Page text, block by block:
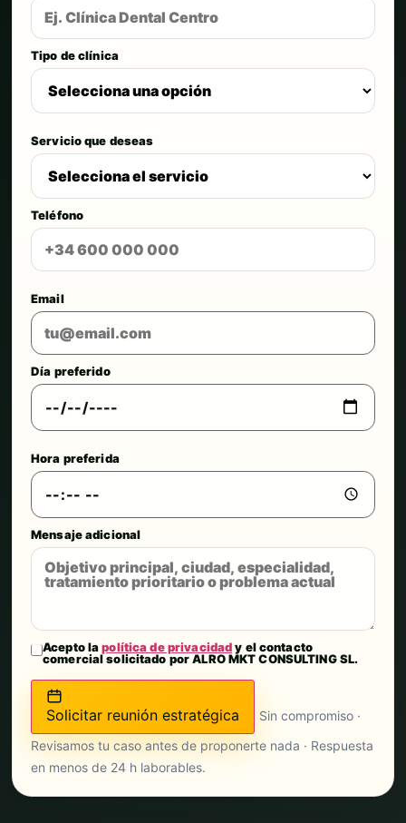
Tipo de clínica
Servicio que deseas
Teléfono
Email
Día preferido
Hora preferida
Mensaje adicional
Acepto lapolítica de privacidady el contacto
comercial solicitado por ALRO MKT CONSULTING SL.
Solicitar reunión estratégica
Sin compromiso ·
Revisamos tu caso antes de proponerte nada · Respuesta
en menos de 24 h laborables.